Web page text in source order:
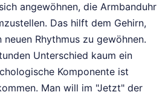
angewöhnen, die Armbanduhr
Das hilft dem Gehirn,
Rhythmus zu gewöhnen.
Unterschied kaum ein
Komponente ist
Man will im "Jetzt" der